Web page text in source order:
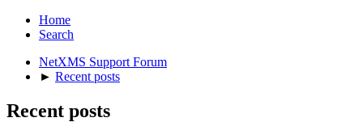
Home
Search
NetXMS Support Forum
► Recent posts
Recent posts